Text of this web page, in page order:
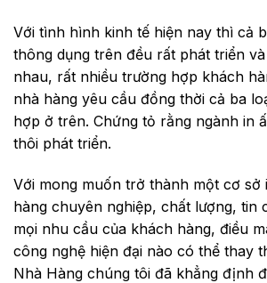
Với tình hình kinh tế hiện nay thì cả
thông dụng trên đều rất phát triển
nhau, rất nhiều trường hợp khách
nhà hàng yêu cầu đồng thời cả ba
hợp ở trên. Chứng tỏ rằng ngành in
thôi phát triển.
Với mong muốn trở thành một cơ sở
hàng chuyên nghiệp, chất lượng, tin
mọi nhu cầu của khách hàng, điều
công nghệ hiện đại nào có thể thay
Nhà Hàng chúng tôi đã khẳng định